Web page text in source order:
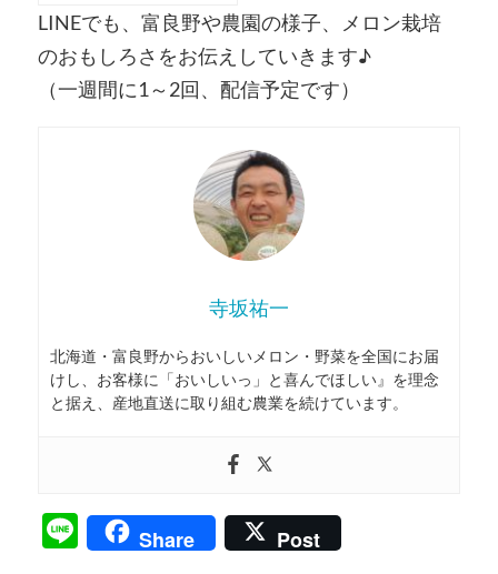
LINEでも、富良野や農園の様子、メロン栽培
のおもしろさをお伝えしていきます♪
（一週間に1～2回、配信予定です）
寺坂祐一
北海道・富良野からおいしいメロン・野菜を全国にお届
けし、お客様に「おいしいっ」と喜んでほしい』を理念
と据え、産地直送に取り組む農業を続けています。
LineShare Post